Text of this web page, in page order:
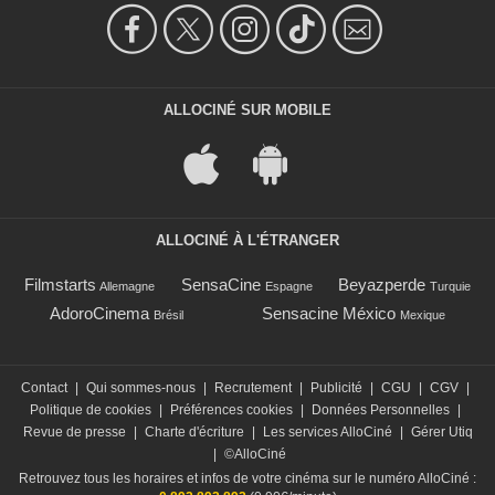
ALLOCINÉ SUR MOBILE
ALLOCINÉ À L'ÉTRANGER
Filmstarts Allemagne SensaCine Espagne Beyazperde Turquie
AdoroCinema Brésil Sensacine México Mexique
Contact Qui sommes-nous Recrutement Publicité CGU CGV
Politique de cookies
Préférences cookies Données Personnelles
Revue de presse
Charte d'écriture Les services AlloCiné
Gérer Utiq
©AlloCiné
Retrouvez tous les horaires et infos de votre cinéma sur le numéro AlloCiné :